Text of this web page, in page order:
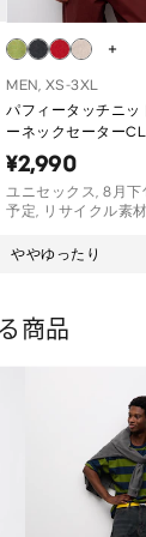
MEN, XS-3XL
パフィータッチニッ
ーネックセーターCL
¥2,990
ユニセックス, 8月下
予定, リサイクル素材
ややゆったり
商品